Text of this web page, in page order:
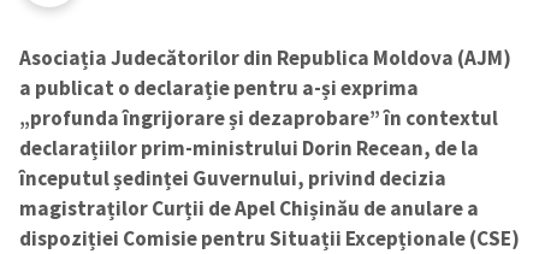
Asociația Judecătorilor din Republica Moldova (AJM)
a publicat o declarație pentru a-și exprima
„profunda îngrijorare și dezaprobare” în contextul
declarațiilor prim-ministrului Dorin Recean, de la
începutul ședinței Guvernului, privind decizia
magistraților Curții de Apel Chișinău de anulare a
dispoziției Comisie pentru Situații Excepționale (CSE)